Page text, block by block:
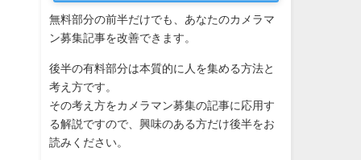
無料部分の前半だけでも、あなたのカメラマ
ン募集記事を改善できます。
後半の有料部分は本質的に人を集める方法と
考え方です。
その考え方をカメラマン募集の記事に応用す
る解説ですので、興味のある方だけ後半をお
読みください。